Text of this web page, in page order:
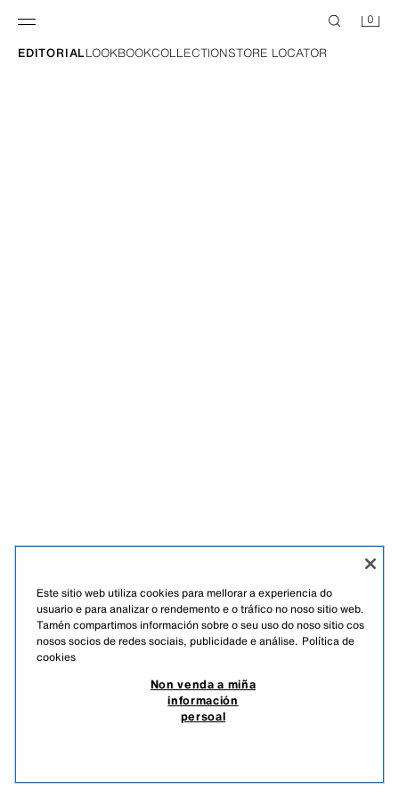
0
EDITORIALLOOKBOOKCOLLECTIONSTORE LOCATOR
Este sitio web utiliza cookies para mellorar a experiencia do
usuario e para analizar o rendemento e o tráfico no noso sitio web.
Tamén compartimos información sobre o seu uso do noso sitio cos
nosos socios de redes sociais, publicidade e análise. Política de
cookies
Non venda a miña
información
persoal